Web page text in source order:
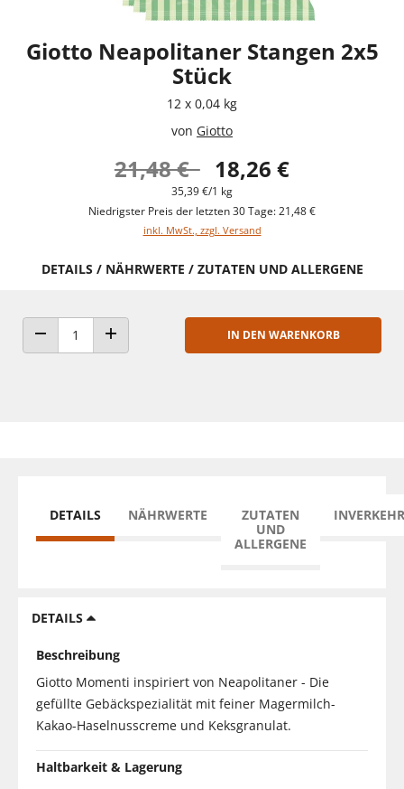
Giotto Neapolitaner Stangen 2x5
Stück
12 x 0,04 kg
von Giotto
21,48 € 18,26 €
35,39 €/1 kg
Niedrigster Preis der letzten 30 Tage: 21,48 €
inkl. MwSt., zzgl. Versand
DETAILS / NÄHRWERTE / ZUTATEN UND ALLERGENE
ANZAHL VERRINGERNANZAHL ERHÖHEN
IN DEN WARENKORB
DETAILS NÄHRWERTE
ZUTATEN
UND
ALLERGENE
DETAILS
Beschreibung
Giotto Momenti inspiriert von Neapolitaner - Die
gefüllte Gebäckspezialität mit feiner Magermilch-
Kakao-Haselnusscreme und Keksgranulat.
Haltbarkeit & Lagerung